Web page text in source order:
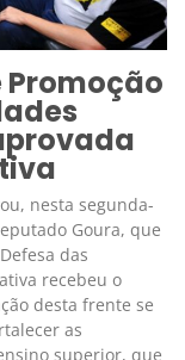
Promoção
nesta segunda-
Goura, que
das
recebeu o
desta frente se
as
superior, que